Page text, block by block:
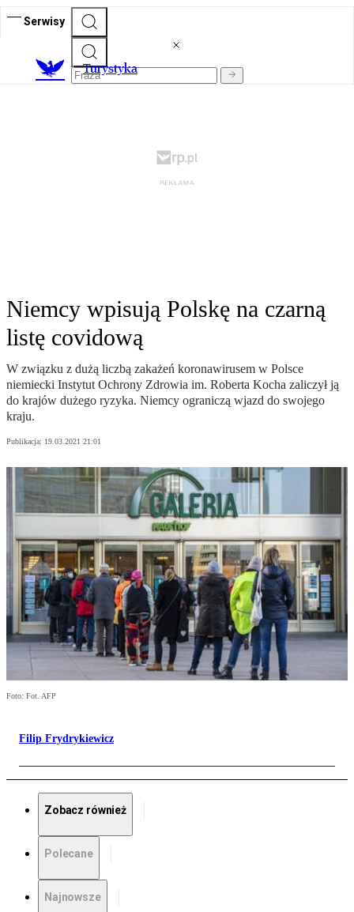
Serwisy
Turystyka
Niemcy wpisują Polskę na czarną
listę covidową
W związku z dużą liczbą zakażeń koronawirusem w Polsce
niemiecki Instytut Ochrony Zdrowia im. Roberta Kocha zaliczył ją
do krajów dużego ryzyka. Niemcy ograniczą wjazd do swojego
kraju.
Publikacja: 19.03.2021 21:01
Foto: Fot. AFP
Filip Frydrykiewicz
Zobacz również
Polecane
Najnowsze